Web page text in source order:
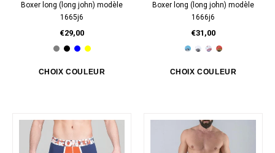
Boxer long (long john) modèle
1665j6
€29,00
Boxer long (long john) modèle
1666j6
€31,00